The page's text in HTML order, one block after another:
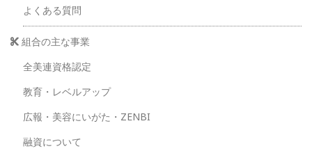
よくある質問
組合の主な事業
全美連資格認定
教育・レベルアップ
広報・美容にいがた・ZENBI
融資について